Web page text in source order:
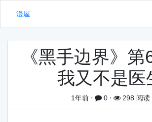
漫屋
《黑手边界》第
我又不是医
1年前 ⋅ 0 ⋅ 298 阅读